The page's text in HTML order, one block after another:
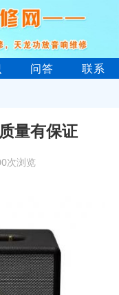
问答 联系
量有保证
次浏览